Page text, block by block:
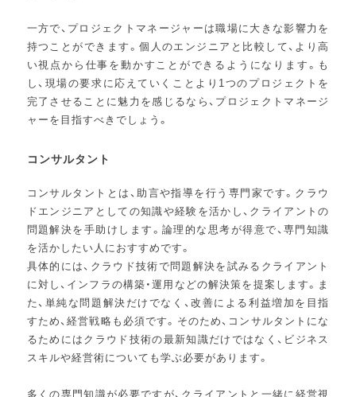
一方で、プロジェクトマネージャーは職場に大きな影響力を
持つことができます。個人のエンジニアと比較して、より高
い視点から仕事を動かすことができるようになります。も
し、現場の要求に応えていくことより1つのプロジェクトを
完了させることに魅力を感じるなら、プロジェクトマネージ
ャーを目指すべきでしょう。
コンサルタント
コンサルタントとは、助言や指導を行う専門家です。クラウ
ドエンジニアとしての知識や経験を活かし、クライアントの
問題解決を手助けします。論理的な思考が得意で、専門知識
を活かしたい人におすすめです。
具体的には、クラウド技術で問題解決を試みるクライアント
に対し、インフラの構築・運用などの解決策を提案します。ま
た、単純な問題解決だけでなく、改善による利益増加を目指
すため、経営戦略も必須です。そのため、コンサルタントにな
るためにはクラウド技術の最新知識だけではなく、ビジネス
スキルや経営術についても学ぶ必要があります。
多くの専門知識が必要ですが、クライアントと一緒に経営視